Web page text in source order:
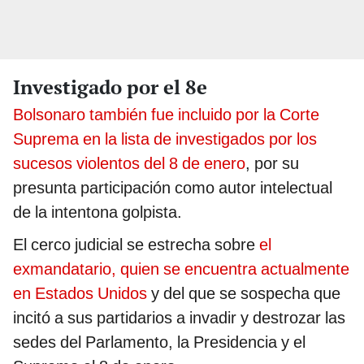
Investigado por el 8e
Bolsonaro también fue incluido por la Corte
Suprema en la lista de investigados por los
sucesos violentos del 8 de enero, por su
presunta participación como autor intelectual
de la intentona golpista.
El cerco judicial se estrecha sobre el
exmandatario, quien se encuentra actualmente
en Estados Unidos y del que se sospecha que
incitó a sus partidarios a invadir y destrozar las
sedes del Parlamento, la Presidencia y el